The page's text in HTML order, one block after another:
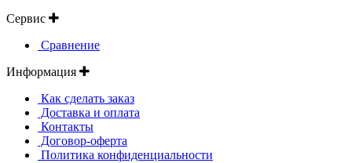
Сервис
Сравнение
Информация
Как сделать заказ
Доставка и оплата
Контакты
Договор-оферта
Политика конфиденциальности